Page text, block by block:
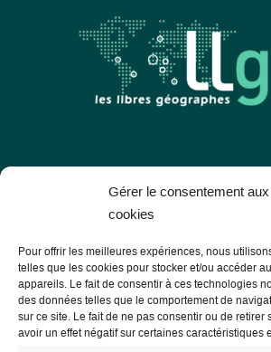
Gérer le consentement aux
cookies
Pour offrir les meilleures expériences, nous
telles que les cookies pour stocker et/ou accéder
appareils. Le fait de consentir à ces technologies
des données telles que le comportement de
sur ce site. Le fait de ne pas consentir ou de retirer
avoir un effet négatif sur certaines caractéristiques
Les Libres Géographes
56000 Vannes
— Nous contacter